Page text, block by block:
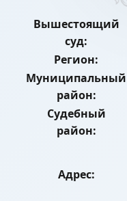
Вышестоящий
суд:
Регион:
Муниципальный
район:
Судебный
район:
Адрес: